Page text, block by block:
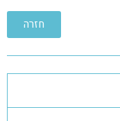
חזרה